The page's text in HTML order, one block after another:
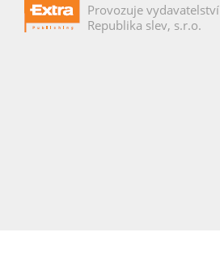
Provozuje vydavatelství
Republika slev, s.r.o.